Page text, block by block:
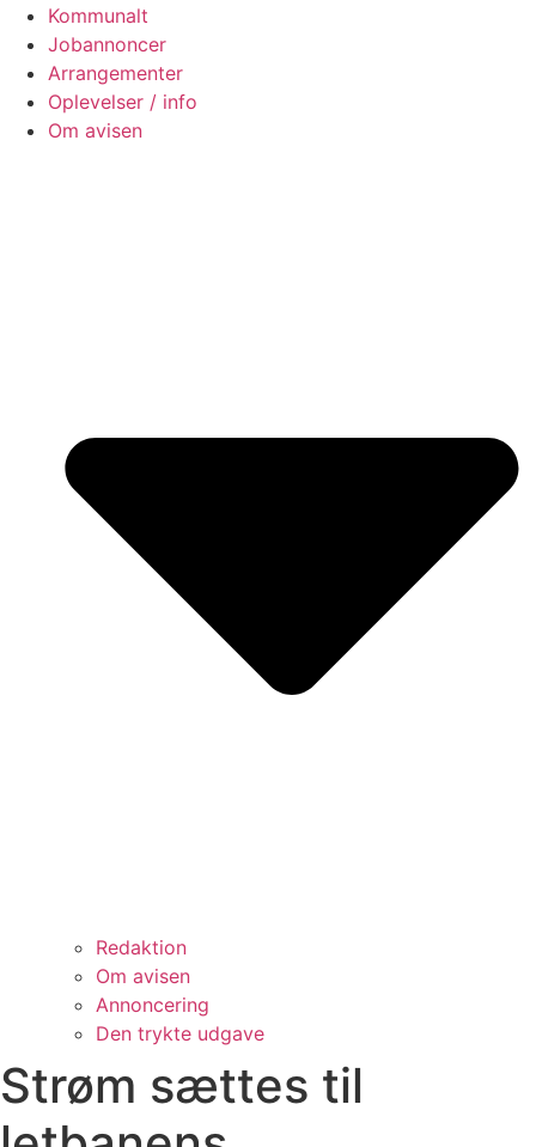
Kommunalt
Jobannoncer
Arrangementer
Oplevelser / info
Om avisen
Redaktion
Om avisen
Annoncering
Den trykte udgave
Strøm sættes til